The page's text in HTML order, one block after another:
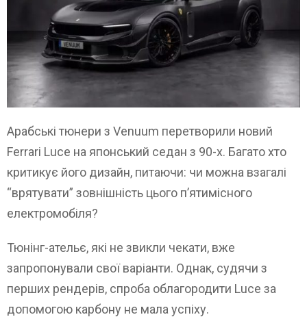
Арабські тюнери з Venuum перетворили новий
Ferrari Luce на японський седан з 90-х. Багато хто
критикує його дизайн, питаючи: чи можна взагалі
“врятувати” зовнішність цього п’ятимісного
електромобіля?
Тюнінг-ательє, які не звикли чекати, вже
запропонували свої варіанти. Однак, судячи з
перших рендерів, спроба облагородити Luce за
допомогою карбону не мала успіху.